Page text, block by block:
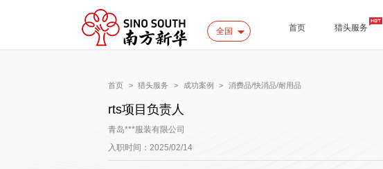
全国 首页 猎头服务
首页 > 猎头服务 > 成功案例 > 消费品/快消品/耐用品
rts项目负责人
青岛***服装有限公司
入职时间：2025/02/14